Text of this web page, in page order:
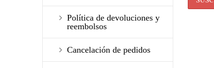
Política de devoluciones y
reembolsos
Cancelación de pedidos